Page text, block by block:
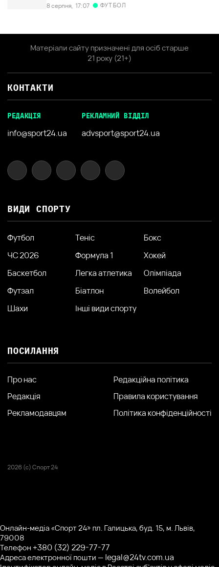
8 серпня, 17:07 ФУТБОЛ
Матеріали сайту призначені для осіб старше
21 року (21+)
КОНТАКТИ
РЕДАКЦІЯ
info@sport24.ua
РЕКЛАМНИЙ ВІДДІЛ
advsport@sport24.ua
ВИДИ СПОРТУ
Футбол Теніс
Бокс
ЧС 2026
Формула 1
Хокей
Баскетбол
Легка атлетика
Олімпіада
Футзал
Біатлон
Волейбол
Шахи
Інші види спорту
ПОСИЛАННЯ
Про нас
Редакція
Рекламодавцям
Редакційна політика
Правила користування
Політика конфіденційності
2026 (с) Спорт 24
Онлайн-медіа «Спорт 24» пл. Галицька, буд. 15, м. Львів,
79008
Телефон +380 (32) 229-77-77
Адреса електронної пошти — legal@24tv.com.ua